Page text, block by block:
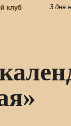
3 дня